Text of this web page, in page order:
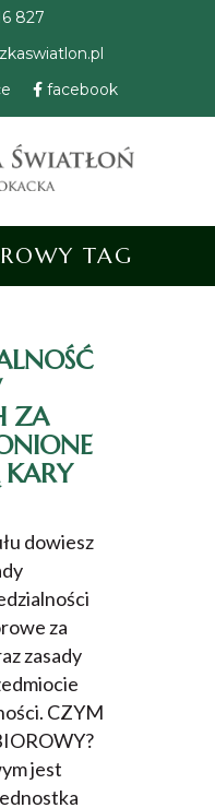
827
facebook
TAG
ZA
dowiesz
za
zasady
CZYM
jest